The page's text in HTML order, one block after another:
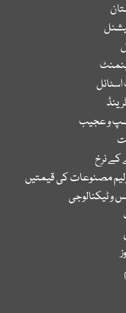
و عجیب
کے نرخ
مصنوعات کی قیمتیں
و ٹیکنالوجی